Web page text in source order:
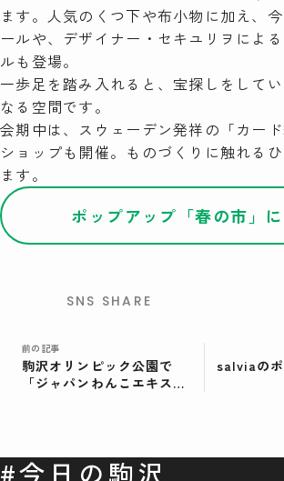
ます。人気のくつ下や布小物に加え、
ールや、デザイナー・セキユリヲによ
ルも登場。
一歩足を踏み入れると、宝探しをして
なる空間です。
会期中は、スウェーデン発祥の「カー
ショップも開催。ものづくりに触れる
ます。
ポップアップ「春の市」
SNS SHARE
前の記事
駒沢オリンピック公園で
「ジャパンわんこエキスポ
salviaの
2
3 4 5
9
10 11 12 13
16
17 18 19 20
24 26
30
#今日の駒沢